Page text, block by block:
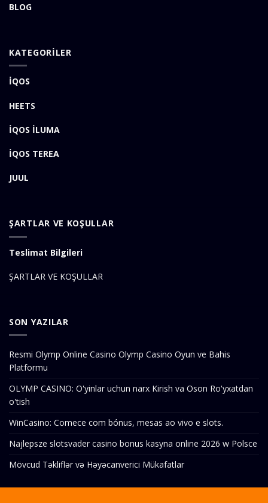
BLOG
KATEGORİLER
İQOS
HEETS
İQOS İLUMA
İQOS TEREA
JUUL
ŞARTLAR VE KOŞULLAR
Teslimat Bilgileri
ŞARTLAR VE KOŞULLAR
SON YAZILAR
Resmi Olymp Online Casino Olymp Casino Oyun ve Bahis
Platformu
OLYMP CASINO: O'yinlar uchun narx Kirish va Oson Ro'yxatdan
o'tish
WinCasino: Comece com bónus, mesas ao vivo e slots.
Najlepsze slotsvader casino bonus kasyna online 2026 w Polsce
Mövcud Təkliflər və Həyəcanverici Mükafatlar